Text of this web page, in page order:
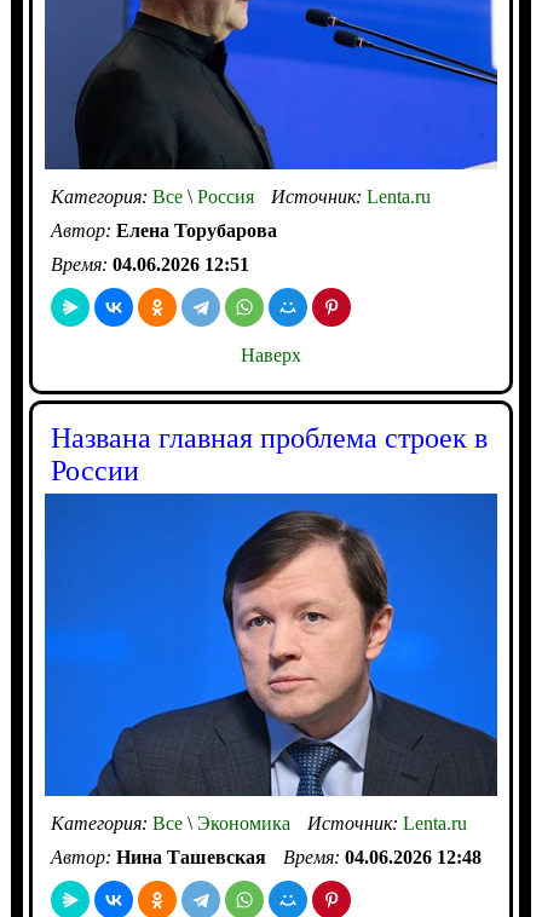
Категория: Все\Россия Источник: Lenta.ru
Автор: Елена Торубарова
Время: 04.06.2026 12:51
Наверх
Названа главная проблема строек в
России
Категория: Все\Экономика Источник: Lenta.ru
Автор: Нина Ташевская Время: 04.06.2026 12:48